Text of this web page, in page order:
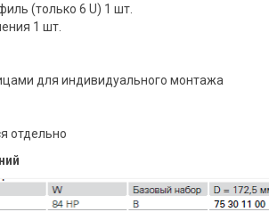
(только 6 U) 1 шт.
1 шт.
для индивидуального монтажа
отдельно